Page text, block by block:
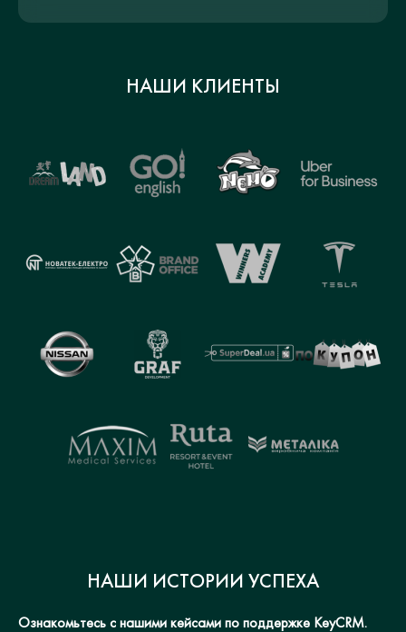
НАШИ КЛИЕНТЫ
НАШИ ИСТОРИИ УСПЕХА
Ознакомьтесь с нашими кейсами по поддержке KeyCRM.